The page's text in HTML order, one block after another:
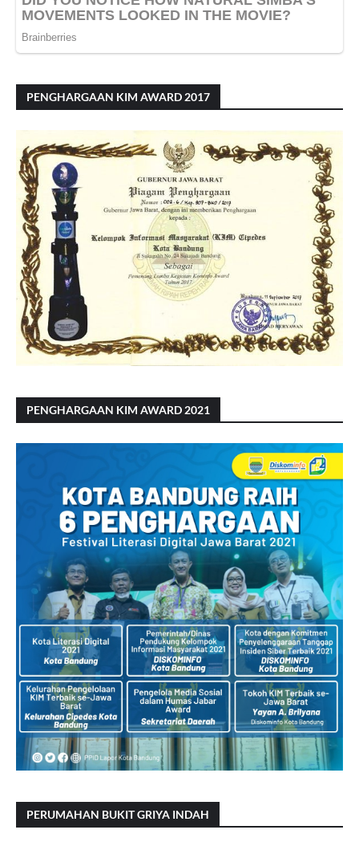
PENGHARGAAN KIM AWARD 2017
PENGHARGAAN KIM AWARD 2021
PERUMAHAN BUKIT GRIYA INDAH